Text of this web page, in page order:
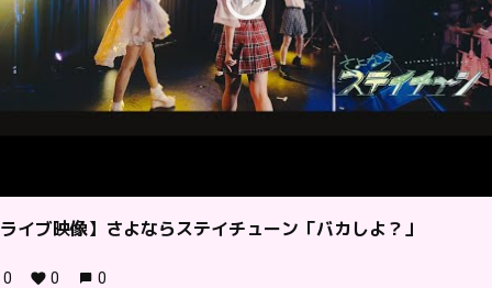
イブ映像】さよならステイチューン「バカしよ？」
0 0 0